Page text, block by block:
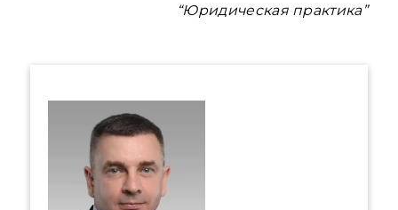
“Юридическая практика”